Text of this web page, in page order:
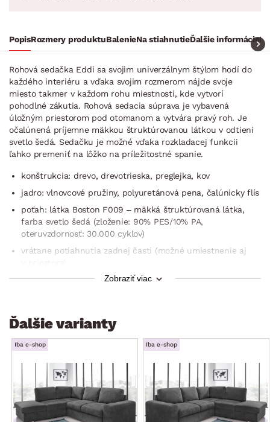
PopisRozmery produktuBalenieNa stiahnutieĎalšie informácie
Rohová sedačka Eddi sa svojim univerzálnym štýlom hodí do
každého interiéru a vďaka svojim rozmerom nájde svoje
miesto takmer v každom rohu miestnosti, kde vytvorí
pohodlné zákutia. Rohová sedacia súprava je vybavená
úložným priestorom pod otomanom a vytvára pravý roh. Je
očalúnená príjemne mäkkou štruktúrovanou látkou v odtieni
svetlo šedá. Sedačku je možné vďaka rozkladacej funkcii
ľahko premeniť na lôžko na príležitostné spanie.
konštrukcia: drevo, drevotrieska, preglejka, kov
jadro: vlnovcové pružiny, polyuretánová pena, čalúnicky flís
poťah: látka Boston F009 – mäkká štruktúrovaná látka,
farba svetlo šedá (zloženie: 90% PES/10% PA,
oteruvzdornosť: 30.000 cyklov)
vrátane potiahnutia zadnej časti (možné umiestnenie aj
5 x veľký oporný vankúš
rohový pôdorys – pravý roh (otoman umiestnený vpravo)
ľavá podrúčka
sedák: stredne mäkký komfort
operadlo: veľké oporné vankúše
hĺbka sedu: s vankúšmi 60 cm/bez vankúšov 78 cm
nohy: kovový profil, chrómový lesk, výška 4 cm
Zobraziť viac
Ďalšie varianty
Iba e-shop Iba e-shop